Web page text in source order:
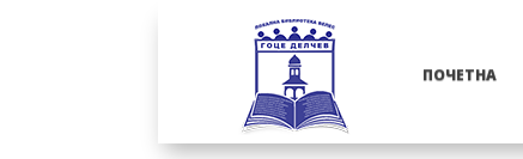
ПОЧЕТНА